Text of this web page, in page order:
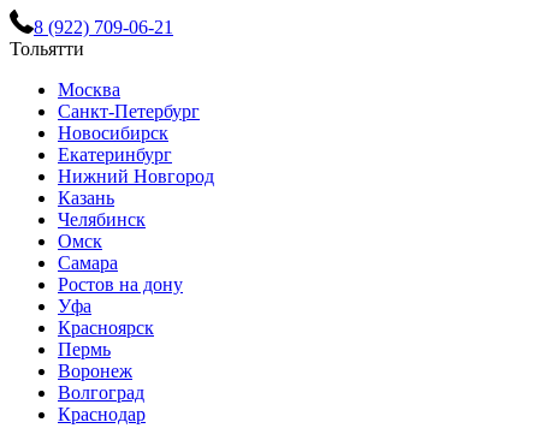
8 (922) 709-06-21
Тольятти
Москва
Санкт-Петербург
Новосибирск
Екатеринбург
Нижний Новгород
Казань
Челябинск
Омск
Самара
Ростов на дону
Уфа
Красноярск
Пермь
Воронеж
Волгоград
Краснодар